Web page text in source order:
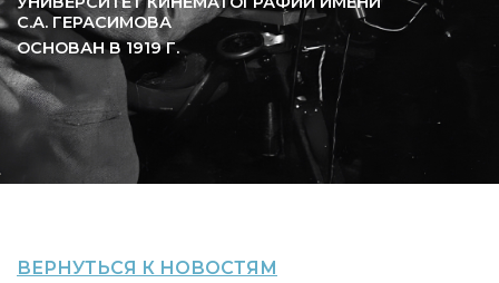
С.А. ГЕРАСИМОВА
ОСНОВАН В 1919Г.
ВЕРНУТЬСЯ К НОВОСТЯМ